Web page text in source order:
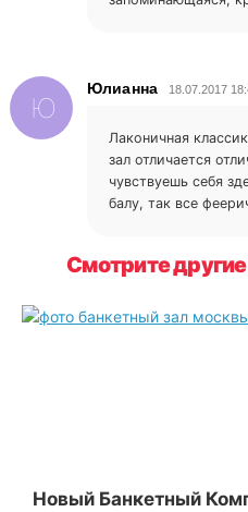
Юлианна 18.07.2017
Лаконичная
зал отличается
чувствуешь себя
балу, так все
Смотрите
Новый Банкетный